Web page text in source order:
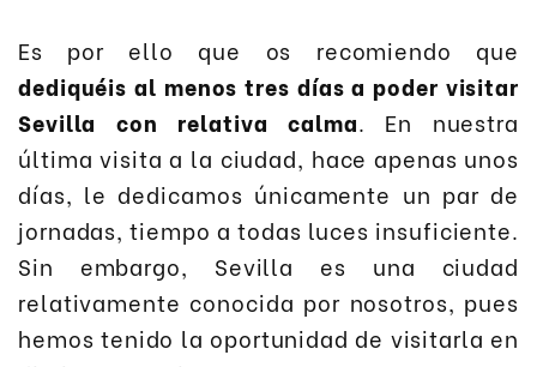
Es por ello que os recomiendo que
dediquéis al menos tres días a poder visitar
Sevilla con relativa calma. En nuestra
última visita a la ciudad, hace apenas unos
días, le dedicamos únicamente un par de
jornadas, tiempo a todas luces insuficiente.
Sin embargo, Sevilla es una ciudad
relativamente conocida por nosotros, pues
hemos tenido la oportunidad de visitarla en